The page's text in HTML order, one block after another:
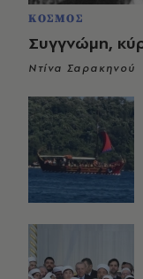
ΚΟΣΜΟΣ
Συγγνώμη,
Ντίνα Σαρακηνού